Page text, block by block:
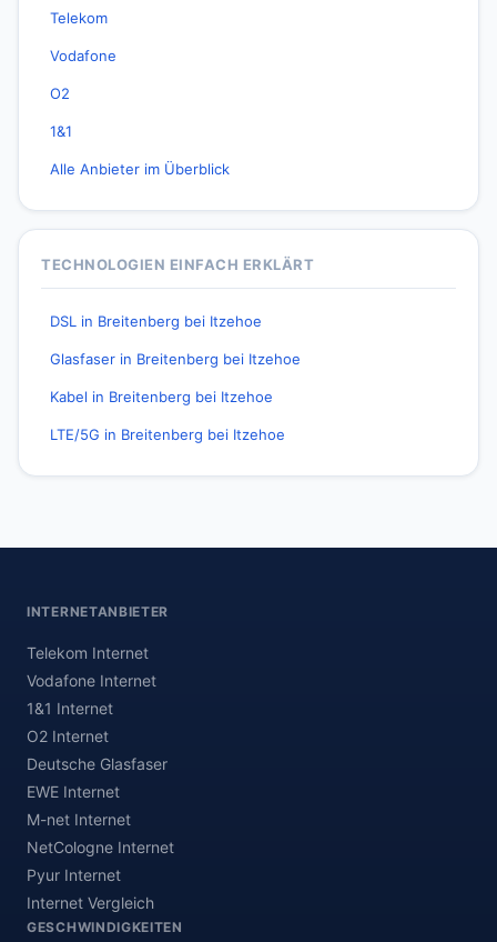
Telekom
Vodafone
O2
1&1
Alle Anbieter im Überblick
TECHNOLOGIEN EINFACH ERKLÄRT
DSL in Breitenberg bei Itzehoe
Glasfaser in Breitenberg bei Itzehoe
Kabel in Breitenberg bei Itzehoe
LTE/5G in Breitenberg bei Itzehoe
INTERNETANBIETER
Telekom Internet
Vodafone Internet
1&1 Internet
O2 Internet
Deutsche Glasfaser
EWE Internet
M-net Internet
NetCologne Internet
Pyur Internet
Internet Vergleich
GESCHWINDIGKEITEN